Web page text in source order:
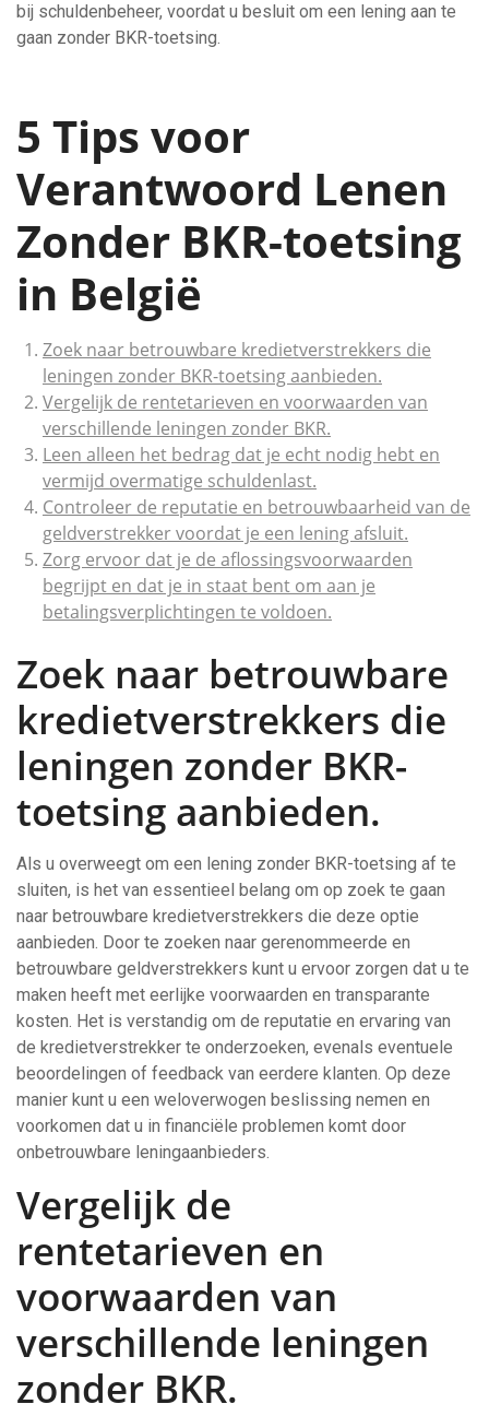
bij schuldenbeheer, voordat u besluit om een lening aan te
gaan zonder BKR-toetsing.
5 Tips voor
Verantwoord Lenen
Zonder BKR-toetsing
in België
Zoek naar betrouwbare kredietverstrekkers die
leningen zonder BKR-toetsing aanbieden.
Vergelijk de rentetarieven en voorwaarden van
verschillende leningen zonder BKR.
Leen alleen het bedrag dat je echt nodig hebt en
vermijd overmatige schuldenlast.
Controleer de reputatie en betrouwbaarheid van de
geldverstrekker voordat je een lening afsluit.
Zorg ervoor dat je de aflossingsvoorwaarden
begrijpt en dat je in staat bent om aan je
betalingsverplichtingen te voldoen.
Zoek naar betrouwbare
kredietverstrekkers die
leningen zonder BKR-
toetsing aanbieden.
Als u overweegt om een lening zonder BKR-toetsing af te
sluiten, is het van essentieel belang om op zoek te gaan
naar betrouwbare kredietverstrekkers die deze optie
aanbieden. Door te zoeken naar gerenommeerde en
betrouwbare geldverstrekkers kunt u ervoor zorgen dat u te
maken heeft met eerlijke voorwaarden en transparante
kosten. Het is verstandig om de reputatie en ervaring van
de kredietverstrekker te onderzoeken, evenals eventuele
beoordelingen of feedback van eerdere klanten. Op deze
manier kunt u een weloverwogen beslissing nemen en
voorkomen dat u in financiële problemen komt door
onbetrouwbare leningaanbieders.
Vergelijk de
rentetarieven en
voorwaarden van
verschillende leningen
zonder BKR.